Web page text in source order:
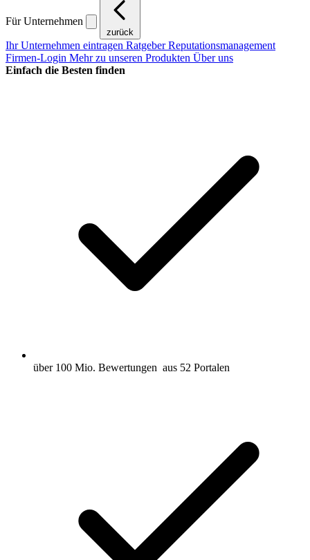
Für Unternehmen
zurück
Ihr Unternehmen eintragen Ratgeber Reputationsmanagement
Firmen-Login Mehr zu unseren Produkten Über uns
Einfach die Besten finden
über 100 Mio. Bewertungen aus 52 Portalen